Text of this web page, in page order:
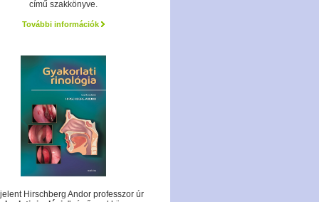
című szakkönyve.
További információk
Hirschberg Andor professzor úr